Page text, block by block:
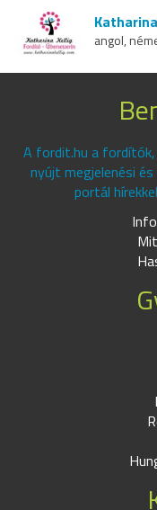
angol,
A fordit.hu a
nyújt megjelenési
portál